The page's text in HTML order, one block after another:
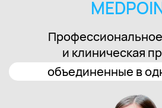
и клиническая
объединенные в